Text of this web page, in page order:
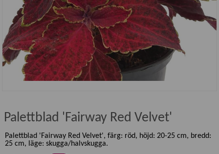
Palettblad 'Fairway Red Velvet'
Palettblad 'Fairway Red Velvet', färg: röd, höjd: 20-25 cm, bredd:
25 cm, läge: skugga/halvskugga.